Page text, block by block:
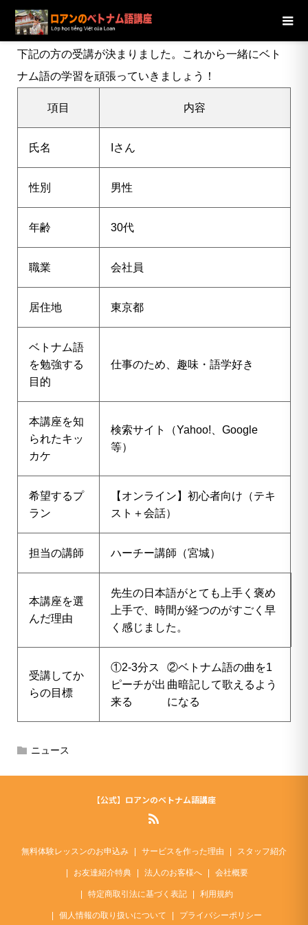
ブログ
ました
下記の方の受講が決まりました。これから一緒にベト
ナム語の学習を頑張っていきましょう！
項目 内容
氏名 さん
性別 男性
年齢 30代
職業 会社員
居住地 東京都
ベトナム語
を勉強する
目的
仕事のため、趣味・語学好き
本講座を知
られたキッ
カケ
検索サイト（Yahoo!、Google
等）
希望するプ
ラン
【オンライン】初心者向け（テキ
スト＋会話）
担当の講師 ハーチー講師（宮城）
本講座を選
んだ理由
先生の日本語がとても上手く褒め
上手で、時間が経つのがすごく早
く感じました。
受講してか
らの目標
①2-3分ス
ピーチが出
来る
②ベトナム語の曲を1
曲暗記して歌えるよう
になる
ニュース
【公式】ロアンのベトナム語講座
無料体験レッスンのお申込み サービスを作った理由 スタッフ紹介
お友達紹介特典 法人のお客様へ 会社概要
特定商取引法に基づく表記 利用規約
個人情報の取り扱いについて プライバシーポリシー